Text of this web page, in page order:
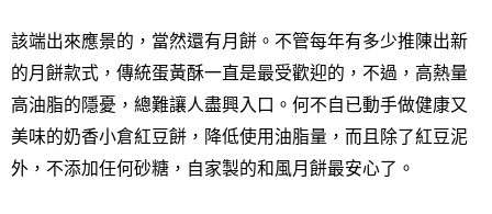
該端出來應景的，當然還有月餅。不管每年有多少推陳出新
的月餅款式，傳統蛋黃酥一直是最受歡迎的，不過，高熱量
高油脂的隱憂，總難讓人盡興入口。何不自已動手做健康又
美味的奶香小倉紅豆餅，降低使用油脂量，而且除了紅豆泥
外，不添加任何砂糖，自家製的和風月餅最安心了。